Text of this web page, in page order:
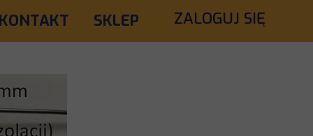
ZALOGUJ SIĘ
KONTAKT SKLEP